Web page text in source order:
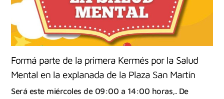
Formá parte de la primera Kermés por la Salud
Mental en la explanada de la Plaza San Martín
Será este miércoles de 09:00 a 14:00 horas,. De